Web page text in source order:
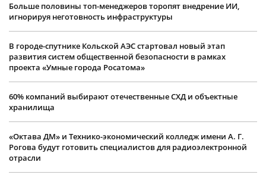
Больше половины топ-менеджеров торопят внедрение ИИ,
игнорируя неготовность инфраструктуры
В городе-спутнике Кольской АЭС стартовал новый этап
развития систем общественной безопасности в рамках
проекта «Умные города Росатома»
60% компаний выбирают отечественные СХД и объектные
хранилища
«Октава ДМ» и Технико-экономический колледж имени А. Г.
Рогова будут готовить специалистов для радиоэлектронной
отрасли